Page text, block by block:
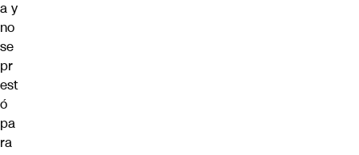
a y
no
se
pr
est
ó
pa
ra